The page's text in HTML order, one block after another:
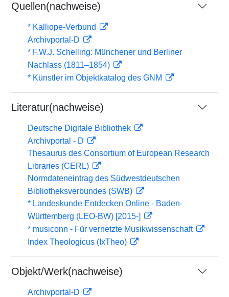
Quellen(nachweise)
* Kalliope-Verbund
Archivportal-D
* F.W.J. Schelling: Münchener und Berliner
Nachlass (1811–1854)
* Künstler im Objektkatalog des GNM
Literatur(nachweise)
Deutsche Digitale Bibliothek
Archivportal - D
Thesaurus des Consortium of European Research
Libraries (CERL)
Normdateneintrag des Südwestdeutschen
Bibliotheksverbundes (SWB)
* Landeskunde Entdecken Online - Baden-
Württemberg (LEO-BW) [2015-]
* musiconn - Für vernetzte Musikwissenschaft
Index Theologicus (IxTheo)
Objekt/Werk(nachweise)
Archivportal-D